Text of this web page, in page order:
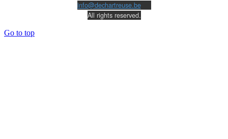
info@dechartreuse.be
All rights reserved.
Go to top